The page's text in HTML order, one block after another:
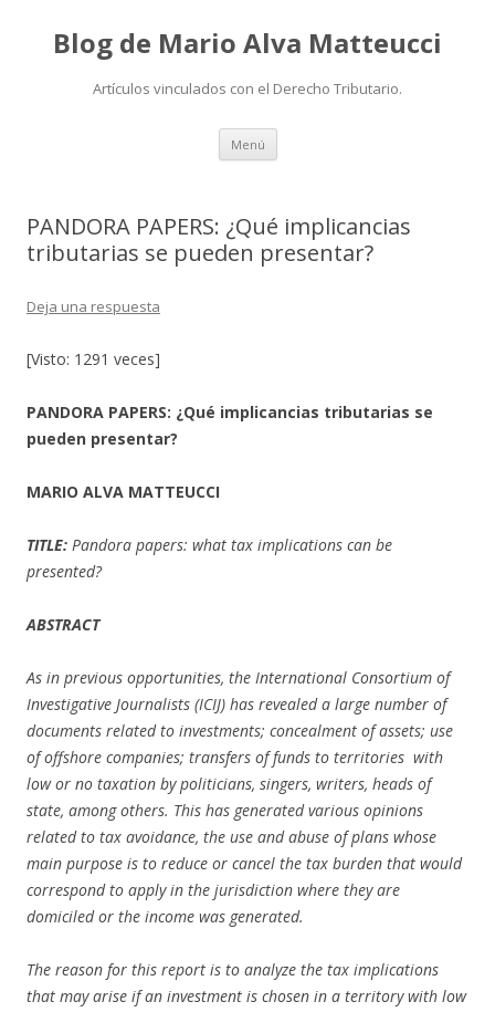
Blog de Mario Alva Matteucci
Artículos vinculados con el Derecho Tributario.
Menú Ir
contenido
PANDORA PAPERS: ¿Qué implicancias
tributarias se pueden presentar?
Deja una respuesta
[Visto: 1291 veces]
PANDORA PAPERS: ¿Qué implicancias tributarias se
pueden presentar?
MARIO ALVA MATTEUCCI
TITLE: Pandora papers: what tax implications can be
presented?
ABSTRACT
As in previous opportunities, the International Consortium of
Investigative Journalists (ICIJ) has revealed a large number of
documents related to investments; concealment of assets; use
of offshore companies; transfers of funds to territories with
low or no taxation by politicians, singers, writers, heads of
state, among others. This has generated various opinions
related to tax avoidance, the use and abuse of plans whose
main purpose is to reduce or cancel the tax burden that would
correspond to apply in the jurisdiction where they are
domiciled or the income was generated.
The reason for this report is to analyze the tax implications
that may arise if an investment is chosen in a territory with low